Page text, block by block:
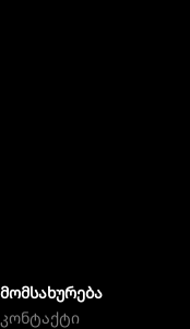
ᲛᲝᲛᲡᲐᲮᲣᲠᲔᲑᲐ
კონტაქტი